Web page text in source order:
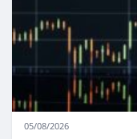
05/08/2026